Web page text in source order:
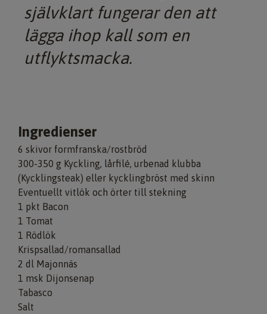
självklart fungerar den att
lägga ihop kall som en
utflyktsmacka.
Ingredienser
6 skivor formfranska/rostbröd
300-350 g Kyckling, lårfilé, urbenad klubba
(Kycklingsteak) eller kycklingbröst med skinn
Eventuellt vitlök och örter till stekning
1 pkt Bacon
1 Tomat
1 Rödlök
Krispsallad/romansallad
2 dl Majonnäs
1 msk Dijonsenap
Tabasco
Salt